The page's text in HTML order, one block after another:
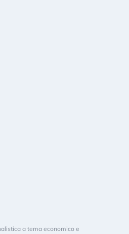
a tema economico e